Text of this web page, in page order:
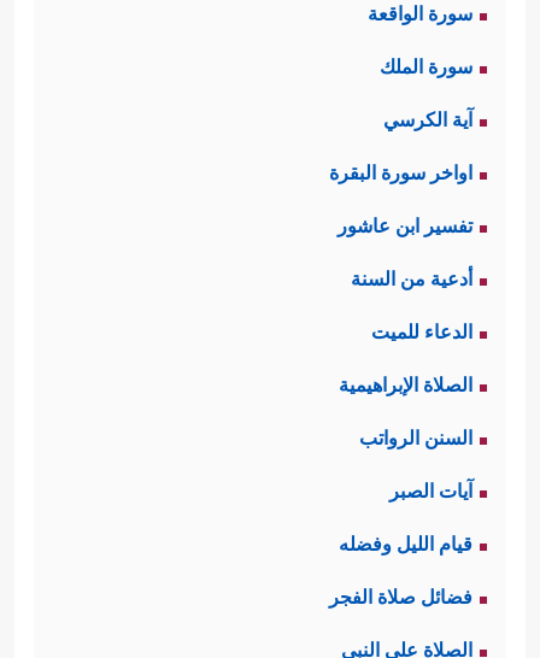
سورة الواقعة
سورة الملك
آية الكرسي
اواخر سورة البقرة
تفسير ابن عاشور
أدعية من السنة
الدعاء للميت
الصلاة الإبراهيمية
السنن الرواتب
آيات الصبر
قيام الليل وفضله
فضائل صلاة الفجر
الصلاة على النبي